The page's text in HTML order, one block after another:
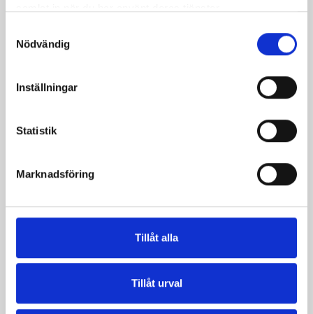
Nödvändig
Inställningar
Statistik
Marknadsföring
Tillåt alla
Tillåt urval
Päronfil 2,7%
Skogsbärsfil 2,7%